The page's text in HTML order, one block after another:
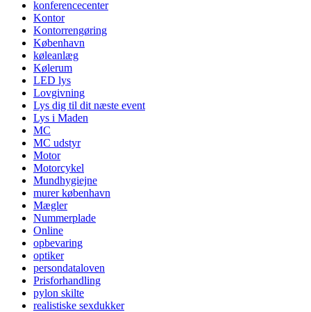
konferencecenter
Kontor
Kontorrengøring
København
køleanlæg
Kølerum
LED lys
Lovgivning
Lys dig til dit næste event
Lys i Maden
MC
MC udstyr
Motor
Motorcykel
Mundhygiejne
murer københavn
Mægler
Nummerplade
Online
opbevaring
optiker
persondataloven
Prisforhandling
pylon skilte
realistiske sexdukker